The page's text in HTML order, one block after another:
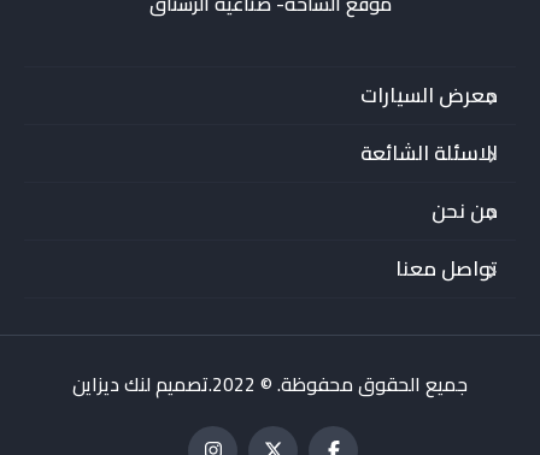
معرض السيارات
الاسئلة الشائعة
من نحن
تواصل معنا
جميع الحقوق محفوظة. © 2022.تصميم لنك ديزاين